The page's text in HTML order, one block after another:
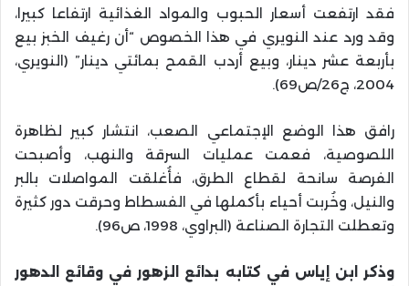
فقد ارتفعت أسعار الحبوب والمواد الغذائية ارتفاعا كبيرا،
وقد ورد عند النويري في هذا الخصوص “أن رغيف الخبز بيع
بأربعة عشر دينار، وبيع أردب القمح بمائتي دينار” (النويري،
2004، ج26/ص69).
رافق هذا الوضع الإجتماعي الصعب، انتشار كبير لظاهرة
اللصوصية، فعمت عمليات السرقة والنهب، وأصبحت
الفرصة سانحة لقطاع الطرق، فأُغلقت المواصلات بالبر
والنيل، وخُربت أحياء بأكملها في الفسطاط وحرقت دور كثيرة
وتعطلت التجارة الصناعة (البراوي، 1998، ص96).
وذكر ابن إياس في كتابه بدائع الزهور في وقائع الدهور